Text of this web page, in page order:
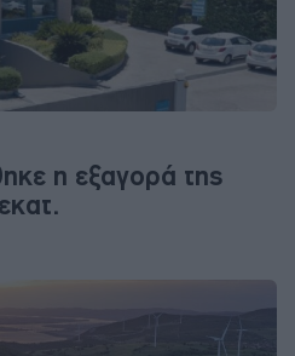
η εξαγορά της